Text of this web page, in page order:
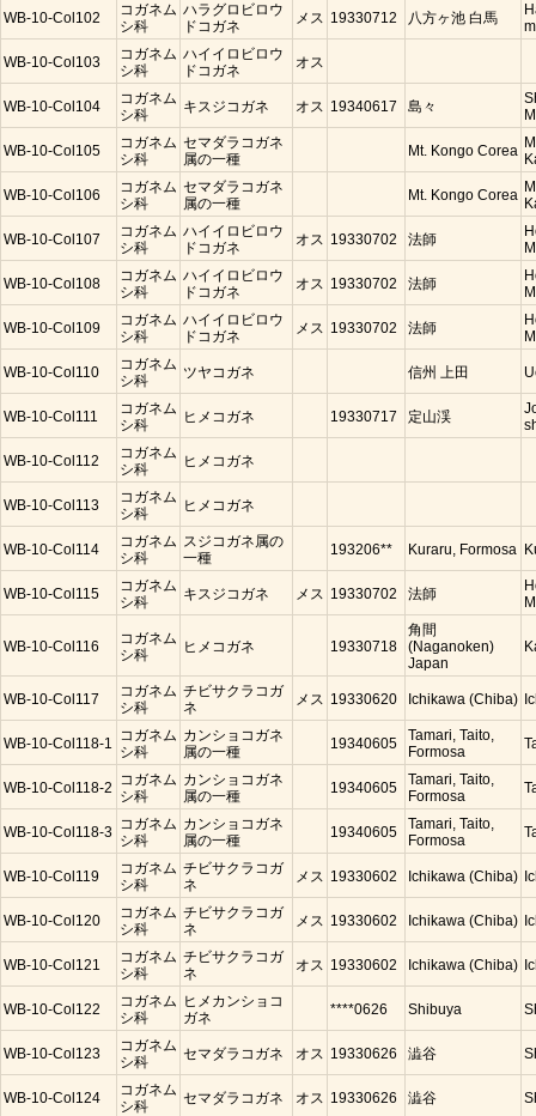
WB-10-Col102
コガネム
シ科
ハラグロビロウ
ドコガネ
メス 19330712 八方ヶ池 白馬
WB-10-Col103
コガネム
シ科
ハイイロビロウ
ドコガネ
オス
WB-10-Col104
コガネム
シ科
キスジコガネ オス 19340617 島々
WB-10-Col105
コガネム
シ科
セマダラコガネ
属の一種
Mt. Kongo Corea
WB-10-Col106
コガネム
シ科
セマダラコガネ
属の一種
Mt. Kongo Corea
WB-10-Col107
コガネム
シ科
ハイイロビロウ
ドコガネ
オス 19330702 法師
WB-10-Col108
コガネム
シ科
ハイイロビロウ
ドコガネ
オス 19330702 法師
WB-10-Col109
コガネム
シ科
ハイイロビロウ
ドコガネ
メス 19330702 法師
WB-10-Col110
コガネム
シ科
ツヤコガネ 信州 上田
WB-10-Col111
コガネム
シ科
ヒメコガネ 19330717 定山渓
WB-10-Col112
コガネム
シ科
ヒメコガネ
WB-10-Col113
コガネム
シ科
ヒメコガネ
WB-10-Col114
コガネム
シ科
スジコガネ属の
一種
193206** Kuraru, Formosa
WB-10-Col115
コガネム
シ科
キスジコガネ メス 19330702 法師
WB-10-Col116
コガネム
シ科
ヒメコガネ 19330718
角間
(Naganoken)
Japan
WB-10-Col117
コガネム
シ科
チビサクラコガ
ネ
メス 19330620 Ichikawa (Chiba)
WB-10-Col118-1 コガネム
シ科
カンショコガネ
属の一種
19340605
Tamari, Taito,
Formosa
WB-10-Col118-2 コガネム
シ科
カンショコガネ
属の一種
19340605
Tamari, Taito,
Formosa
WB-10-Col118-3 コガネム
シ科
カンショコガネ
属の一種
19340605
Tamari, Taito,
Formosa
WB-10-Col119
コガネム
シ科
チビサクラコガ
ネ
メス 19330602 Ichikawa (Chiba)
WB-10-Col120
コガネム
シ科
チビサクラコガ
ネ
メス 19330602 Ichikawa (Chiba)
WB-10-Col121
コガネム
シ科
チビサクラコガ
ネ
オス 19330602 Ichikawa (Chiba)
WB-10-Col122
コガネム
シ科
ヒメカンショコ
ガネ
****0626 Shibuya
WB-10-Col123
コガネム
シ科
セマダラコガネ オス 19330626 澁谷
WB-10-Col124
コガネム
シ科
セマダラコガネ オス 19330626 澁谷